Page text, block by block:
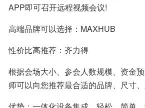
APP即可召开远程视频会议!
高端品牌可以选择：MAXHUB
性价比高推荐：齐力得
根据会场大小、参会人数规模、资金
师可以向您推荐最合适的品牌、尺寸